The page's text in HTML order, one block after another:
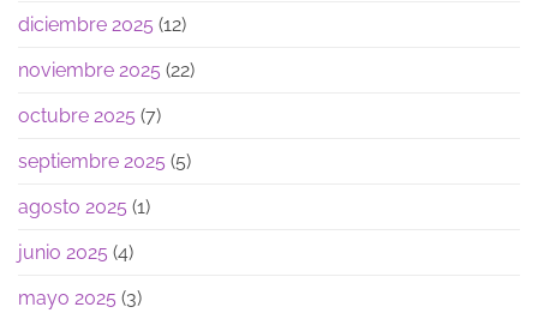
diciembre 2025 (12)
noviembre 2025 (22)
octubre 2025 (7)
septiembre 2025 (5)
agosto 2025 (1)
junio 2025 (4)
mayo 2025 (3)